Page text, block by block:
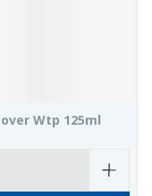
Wtp 125ml